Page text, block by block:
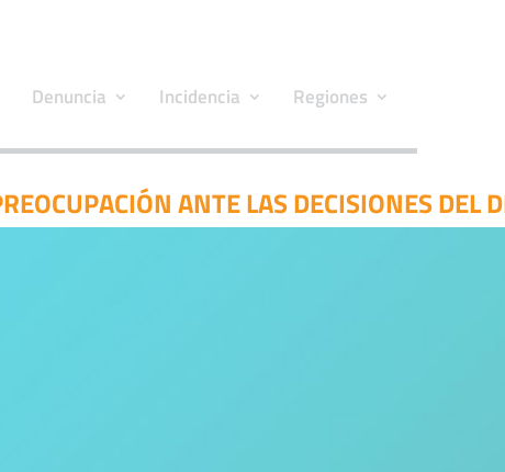
Denuncia Incidencia Regiones
ANTE LAS DECISIONES DEL